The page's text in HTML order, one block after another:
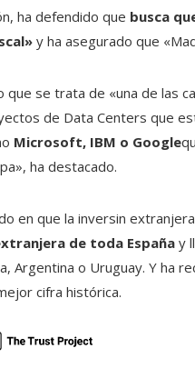
ha defendido que busca
y ha asegurado que
se trata de «una de las
de Data Centers que
Microsoft, IBM o Google
ha destacado.
en que la inversin
de toda Españay
Argentina o Uruguay. Y ha
cifra histórica.